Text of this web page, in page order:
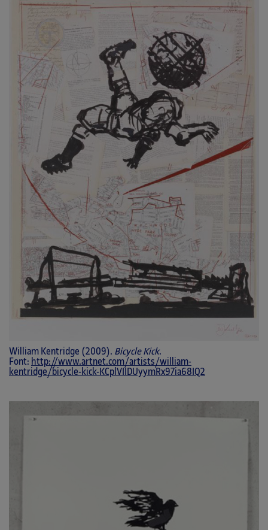
William Kentridge (2009). Bicycle Kick.
Font: http://www.artnet.com/artists/william-
kentridge/bicycle-kick-KCplVIIDUyymRx97ia68IQ2